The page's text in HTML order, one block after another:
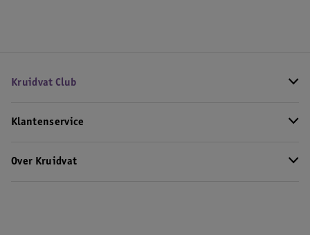
Kruidvat Club
Klantenservice
Over Kruidvat